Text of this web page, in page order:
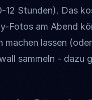
12 Stunden). Das
Fotos am Abend
machen lassen
sammeln - dazu